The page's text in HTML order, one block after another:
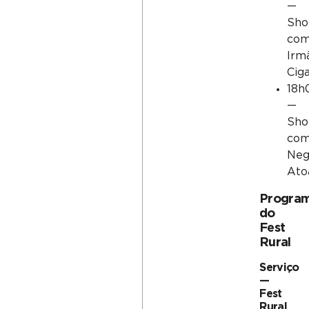
—
—
do
Fest
Rural
Serviço
—
Fest
Rural